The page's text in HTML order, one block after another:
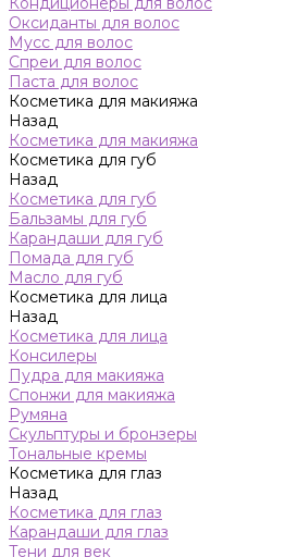
Оксиданты для волос
Мусс для волос
Спреи для волос
Паста для волос
Косметика для макияжа
Назад
Косметика для макияжа
Косметика для губ
Назад
Косметика для губ
Бальзамы для губ
Карандаши для губ
Помада для губ
Масло для губ
Косметика для лица
Назад
Косметика для лица
Консилеры
Пудра для макияжа
Спонжи для макияжа
Румяна
Скульптуры и бронзеры
Тональные кремы
Косметика для глаз
Назад
Косметика для глаз
Карандаши для глаз
Тени для век